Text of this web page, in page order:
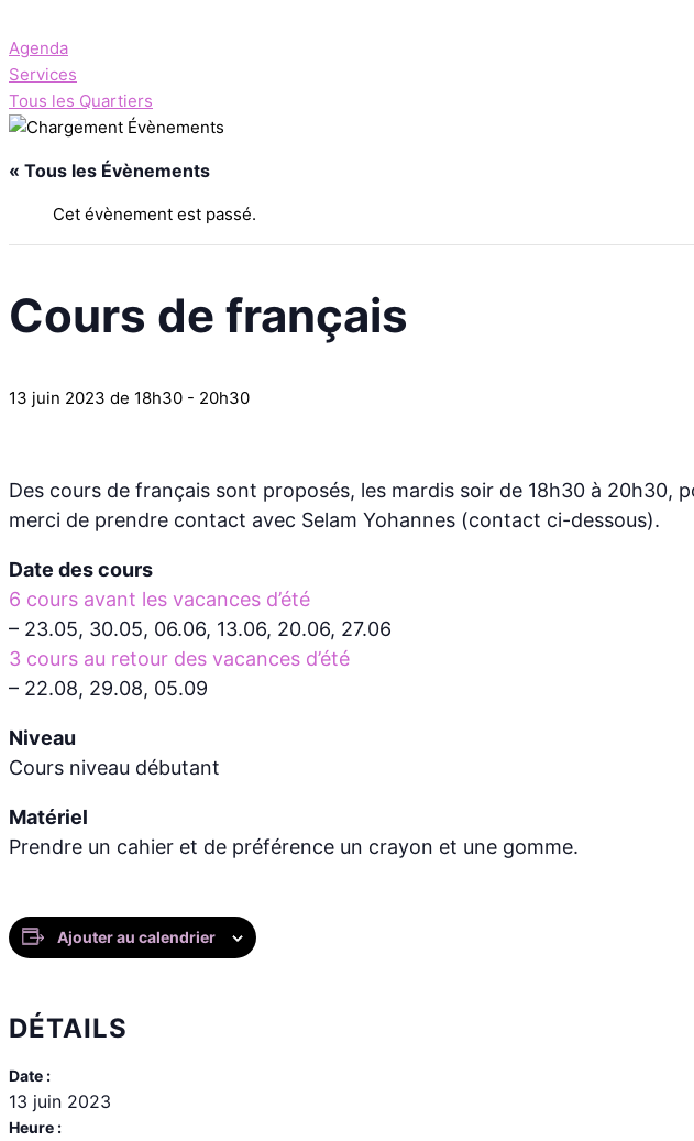
au
contenu
Agenda
Services
Tous les Quartiers
« Tous les Évènements
Cet évènement est passé.
Cours de français
13 juin 2023 de 18h30 - 20h30
Des cours de français sont proposés, les mardis soir de 18h30 à 20h30,
merci de prendre contact avec Selam Yohannes (contact ci-dessous).
Date des cours
6 cours avant les vacances d’été
– 23.05, 30.05, 06.06, 13.06, 20.06, 27.06
3 cours au retour des vacances d’été
– 22.08, 29.08, 05.09
Niveau
Cours niveau débutant
Matériel
Prendre un cahier et de préférence un crayon et une gomme.
Ajouter au calendrier
DÉTAILS
Date :
13 juin 2023
Heure :